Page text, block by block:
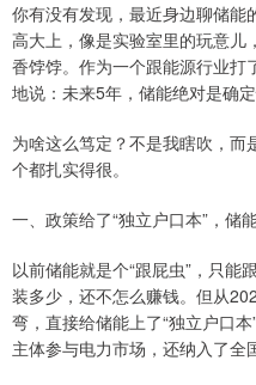
你有没有发现，最近身边聊储能
高大上，像是实验室里的玩意儿
香饽饽。作为一个跟能源行业打
地说：未来5年，储能绝对是确
为啥这么笃定？不是我瞎吹，
个都扎实得很。
一、政策给了“独立户口本”，储
以前储能就是个“跟屁虫”，只能
装多少，还不怎么赚钱。但从
弯，直接给储能上了“独立户口
主体参与电力市场，还纳入了全